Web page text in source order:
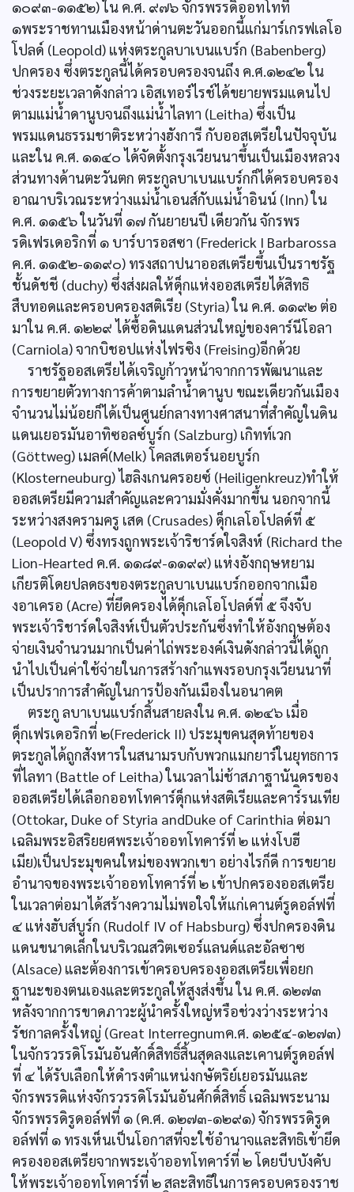
๑๐๙๓-๑๑๕๒) ใน ค.ศ. ๙๗๖ จักรพรรดิออทโทที่
๑พระราชทานเมืองหน้าด่านตะวันออกนี้แก่มาร์เกรฟเลโอ
โปลด์ (Leopold) แห่งตระกูลบาเบนแบร์ก (Babenberg)
ปกครอง ซึ่งตระกูลนี้ได้ครอบครองจนถึง ค.ศ.๑๒๔๒ ใน
ช่วงระยะเวลาดังกล่าว เอิสเทอร์ไรช์ได้ขยายพรมแดนไป
ตามแม่น้ำดานูบจนถึงแม่น้ำไลทา (Leitha) ซึ่งเป็น
พรมแดนธรรมชาติระหว่างฮังการี กับออสเตรียในปัจจุบัน
และใน ค.ศ. ๑๑๔๐ ได้จัดตั้งกรุงเวียนนาขึ้นเป็นเมืองหลวง
ส่วนทางด้านตะวันตก ตระกูลบาเบนแบร์กก็ได้ครอบครอง
อาณาบริเวณระหว่างแม่น้ำเอนส์กับแม่น้ำอินน์ (Inn) ใน
ค.ศ. ๑๑๕๖ ในวันที่ ๑๗ กันยายนปี เดียวกัน จักรพร
รดิเฟรเดอริกที่ ๑ บาร์บารอสซา (Frederick I Barbarossa
ค.ศ. ๑๑๕๒-๑๑๙๐) ทรงสถาปนาออสเตรียขึ้นเป็นราชรัฐ
ชั้นดัชชี (duchy) ซึ่งส่งผลให้ดุ็กแห่งออสเตรียได้สิทธิ
สืบทอดและครอบครองสติเรีย (Styria) ใน ค.ศ. ๑๑๙๒ ต่อ
มาใน ค.ศ. ๑๒๒๙ ได้ซื้อดินแดนส่วนใหญ่ของคาร์นีโอลา
(Carniola) จากบิชอปแห่งไฟรซิง (Freising)อีกด้วย
ราชรัฐออสเตรียได้เจริญก้าวหน้าจากการพัฒนาและ
การขยายตัวทางการค้าตามลำน้ำดานูบ ขณะเดียวกันเมือง
จำนวนไม่น้อยก็ได้เป็นศูนย์กลางทางศาสนาที่สำคัญในดิน
แดนเยอรมันอาทิซอลซ์บูร์ก (Salzburg) เกิทท์เวก
(Göttweg) เมลค์(Melk) โคลสเตอร์นอยบูร์ก
(Klosterneuburg) ไฮลิงเกนครอยซ์ (Heiligenkreuz)ทำให้
ออสเตรียมีความสำคัญและความมั่งคั่งมากขึ้น นอกจากนี้
ระหว่างสงครามครู เสด (Crusades) ดุ็กเลโอโปลด์ที่ ๕
(Leopold V) ซึ่งทรงถูกพระเจ้าริชาร์ดใจสิงห์ (Richard the
Lion-Hearted ค.ศ. ๑๑๘๙-๑๑๙๙) แห่งอังกฤษหยาม
เกียรติโดยปลดธงของตระกูลบาเบนแบร์กออกจากเมือ
งอาเครอ (Acre) ที่ยึดครองได้ดุ็กเลโอโปลด์ที่ ๕ จึงจับ
พระเจ้าริชาร์ดใจสิงห์เป็นตัวประกันซึ่งทำให้อังกฤษต้อง
จ่ายเงินจำนวนมากเป็นค่าไถ่พระองค์เงินดังกล่าวนี้ได้ถูก
นำไปเป็นค่าใช้จ่ายในการสร้างกำแพงรอบกรุงเวียนนาที่
เป็นปราการสำคัญในการป้องกันเมืองในอนาคต
ตระกู ลบาเบนแบร์กสิ้นสายลงใน ค.ศ. ๑๒๔๖ เมื่อ
ดุ็กเฟรเดอริกที่ ๒(Frederick II) ประมุขคนสุดท้ายของ
ตระกูลได้ถูกสังหารในสนามรบกับพวกแมกยาร์ในยุทธการ
ที่ไลทา (Battle of Leitha) ในเวลาไม่ช้าสภาฐานันดรของ
ออสเตรียได้เลือกออทโทคาร์ดุ็กแห่งสติเรียและคาร์ิรนเทีย
(Ottokar, Duke of Styria andDuke of Carinthia ต่อมา
เฉลิมพระอิสริยยศพระเจ้าออทโทคาร์ที่ ๒ แห่งโบฮี
เมีย)เป็นประมุขคนใหม่ของพวกเขา อย่างไรก็ดี การขยาย
อำนาจของพระเจ้าออทโทคาร์ที่ ๒ เข้าปกครองออสเตรีย
ในเวลาต่อมาได้สร้างความไม่พอใจให้แก่เคานต์รูดอล์ฟที่
๔ แห่งฮับส์บูร์ก (Rudolf IV of Habsburg) ซึ่งปกครองดิน
แดนขนาดเล็กในบริเวณสวิตเซอร์แลนด์และอัลซาซ
(Alsace) และต้องการเข้าครอบครองออสเตรียเพื่อยก
ฐานะของตนเองและตระกูลให้สูงส่งขึ้น ใน ค.ศ. ๑๒๗๓
หลังจากการขาดภาวะผู้นำครั้งใหญ่หรือช่วงว่างระหว่าง
รัชกาลครั้งใหญ่ (Great Interregnumค.ศ. ๑๒๕๔-๑๒๗๓)
ในจักรวรรดิโรมันอันศักดิ์สิทธิ์สิ้นสุดลงและเคานต์รูดอล์ฟ
ที่ ๔ ได้รับเลือกให้ดำรงตำแหน่งกษัตริย์เยอรมันและ
จักรพรรดิแห่งจักรวรรดิโรมันอันศักดิ์สิทธิ์ เฉลิมพระนาม
จักรพรรดิรูดอล์ฟที่ ๑ (ค.ศ. ๑๒๗๓-๑๒๙๑) จักรพรรดิรูด
อล์ฟที่ ๑ ทรงเห็นเป็นโอกาสที่จะใช้อำนาจและสิทธิเข้ายึด
ครองออสเตรียจากพระเจ้าออทโทคาร์ที่ ๒ โดยบีบบังคับ
ให้พระเจ้าออทโทคาร์ที่ ๒ สละสิทธิในการครอบครองราช